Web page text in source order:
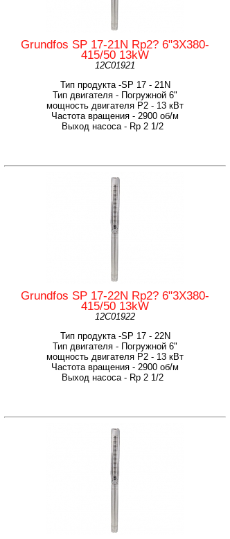
Grundfos SP 17-21N Rp2? 6"3X380-
415/50 13kW
12C01921
Тип продукта -SP 17 - 21N
Тип двигателя - Погружной 6"
мощность двигателя Р2 - 13 кВт
Частота вращения - 2900 об/м
Выход насоса - Rp 2 1/2
Grundfos SP 17-22N Rp2? 6"3X380-
415/50 13kW
12C01922
Тип продукта -SP 17 - 22N
Тип двигателя - Погружной 6"
мощность двигателя Р2 - 13 кВт
Частота вращения - 2900 об/м
Выход насоса - Rp 2 1/2